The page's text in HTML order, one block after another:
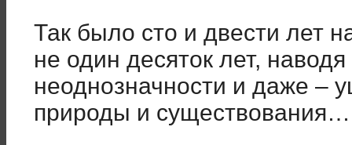
Так было сто и двести лет
не один десяток лет,
неоднозначности и даже –
природы и существования…